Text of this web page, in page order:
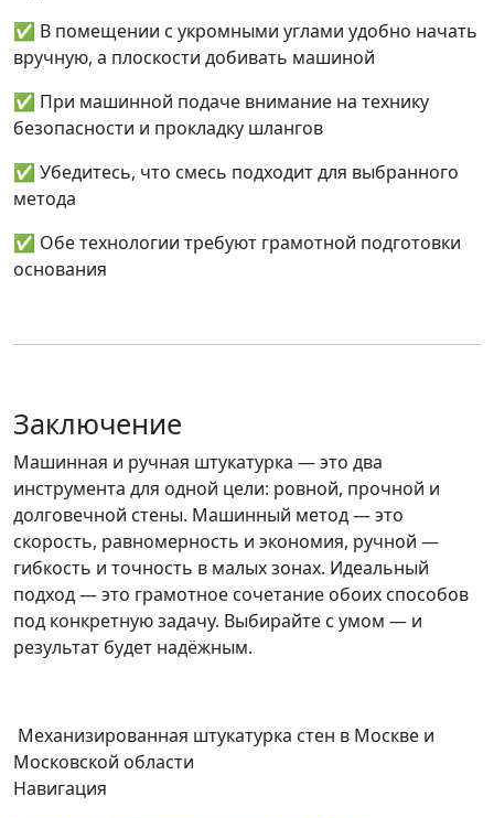
✅ В помещении с укромными углами удобно начать
вручную, а плоскости добивать машиной
✅ При машинной подаче внимание на технику
безопасности и прокладку шлангов
✅ Убедитесь, что смесь подходит для выбранного
метода
✅ Обе технологии требуют грамотной подготовки
основания
Заключение
Машинная и ручная штукатурка — это два
инструмента для одной цели: ровной, прочной и
долговечной стены. Машинный метод — это
скорость, равномерность и экономия, ручной —
гибкость и точность в малых зонах. Идеальный
подход — это грамотное сочетание обоих способов
под конкретную задачу. Выбирайте с умом — и
результат будет надёжным.
Механизированная штукатурка стен в Москве и
Московской области
Навигация